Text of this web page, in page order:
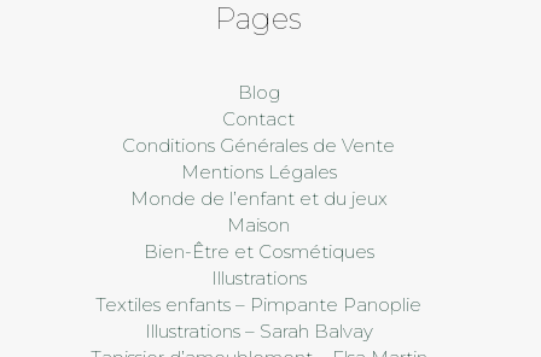
Pages
Blog
Contact
Conditions Générales de Vente
Mentions Légales
Monde de l’enfant et du jeux
Maison
Bien-Être et Cosmétiques
Illustrations
Textiles enfants – Pimpante Panoplie
Illustrations – Sarah Balvay